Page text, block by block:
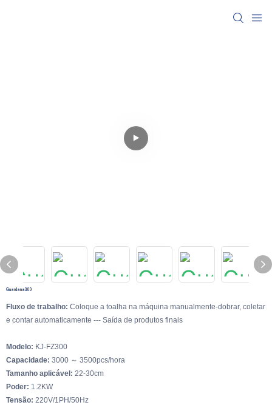
Guardana300
Fluxo de trabalho: Coloque a toalha na máquina manualmente-dobrar, coletar
e contar automaticamente --- Saída de produtos finais
Modelo: KJ-FZ300
Capacidade: 3000 ～ 3500pcs/hora
Tamanho aplicável: 22-30cm
Poder: 1.2KW
Tensão: 220V/1PH/50Hz